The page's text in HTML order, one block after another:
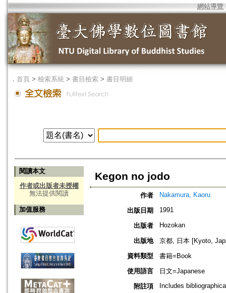
網站導覽
． 首頁 > 檢索系統 > 書目檢索 > 書目明細
閱讀本文
作者或出版者未授權
無法提供閱讀
加值服務
Kegon no jodo
作者 Nakamura, Kaoru
出版日期 1991
出版者 Hozokan
出版地
京都, 日本 [Kyoto,
資料類型
書籍=Book
使用語言
日文=Japanese
附註項
Includes